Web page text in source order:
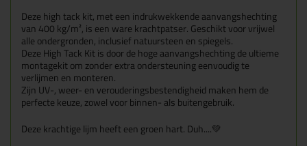
Deze high tack kit, met een indrukwekkende aanvangshechting
van 400 kg/m², is een ware krachtpatser. Geschikt voor vrijwel
alle ondergronden, inclusief natuursteen en spiegels.
Deze High Tack Kit is door de hoge aanvangshechtingde ultieme
montagekit om zonder extra ondersteuning eenvoudig te
verlijmen en monteren.
Zijn UV-, weer- en verouderingsbestendigheid maken hem de
perfecte keuze, zowel voor binnen- als buitengebruik.
Deze krachtige lijm heeft een groen hart. Duh....💚